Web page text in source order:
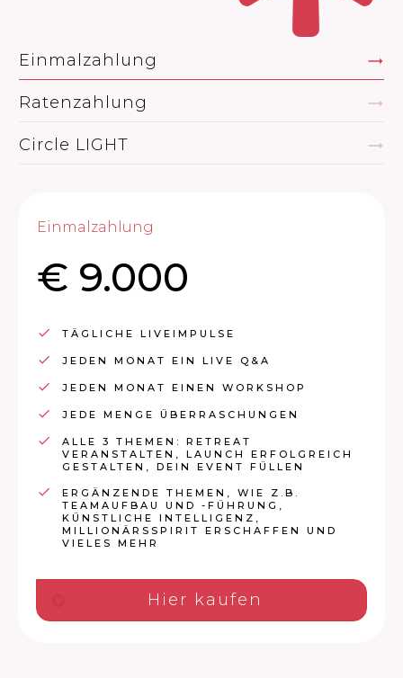
Einmalzahlung
Ratenzahlung
Circle LIGHT
Einmalzahlung
€ 9.000
TÄGLICHE LIVEIMPULSE
JEDEN MONAT EIN LIVE Q&A
JEDEN MONAT EINEN WORKSHOP
JEDE MENGE ÜBERRASCHUNGEN
ALLE 3 THEMEN: RETREAT
VERANSTALTEN, LAUNCH ERFOLGREICH
GESTALTEN, DEIN EVENT FÜLLEN
ERGÄNZENDE THEMEN, WIE Z.B.
TEAMAUFBAU UND -FÜHRUNG,
KÜNSTLICHE INTELLIGENZ,
MILLIONÄRSSPIRIT ERSCHAFFEN UND
VIELES MEHR
Hier kaufen